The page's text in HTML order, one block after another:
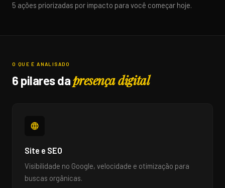
5 ações priorizadas por impacto para você começar hoje.
O QUE É ANALISADO
6 pilares dapresença digital
Site e SEO
Visibilidade no Google, velocidade e otimização para
buscas orgânicas.